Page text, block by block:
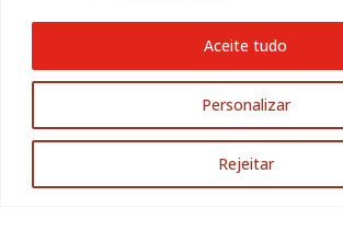
Personalizar
Rejeitar
Aceite tudo
Politica de Privacidade